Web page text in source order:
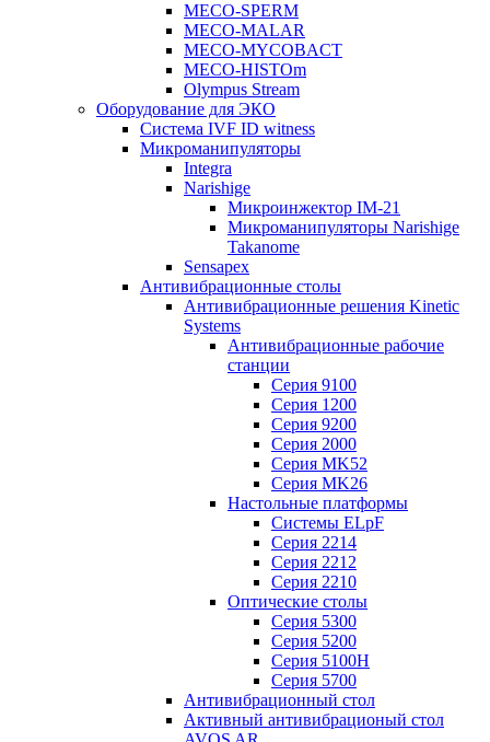
MECO-SPERM
MECO-MALAR
MECO-MYCOBACT
MECO-HISTOm
Olympus Stream
Оборудование для ЭКО
Система IVF ID witness
Микроманипуляторы
Integra
Narishige
Микроинжектор IM-21
Микроманипуляторы Narishige
Takanome
Sensapex
Антивибрационные столы
Антивибрационные решения Kinetic
Systems
Антивибрационные рабочие
станции
Серия 9100
Серия 1200
Серия 9200
Серия 2000
Серия MK52
Серия MK26
Настольные платформы
Системы ELpF
Серия 2214
Серия 2212
Серия 2210
Оптические столы
Серия 5300
Серия 5200
Серия 5100H
Серия 5700
Антивибрационный стол
Активный антивибрационый стол